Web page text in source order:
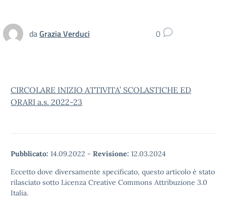
daGrazia Verduci 0
CIRCOLARE INIZIO ATTIVITA’ SCOLASTICHE ED
ORARI a.s. 2022-23
Pubblicato: 14.09.2022 - Revisione: 12.03.2024
Eccetto dove diversamente specificato, questo articolo è stato
rilasciato sotto Licenza Creative Commons Attribuzione 3.0
Italia.